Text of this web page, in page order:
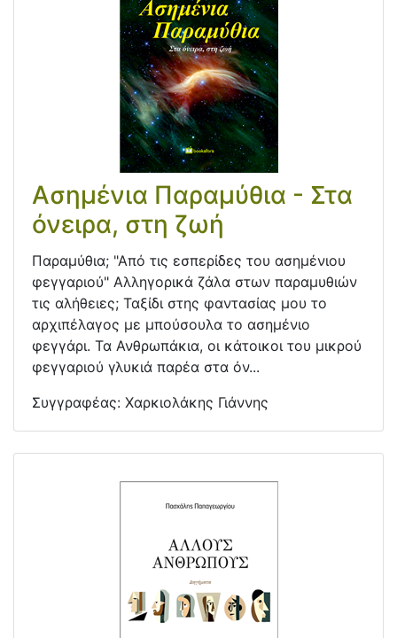
Ασημένια Παραμύθια - Στα
όνειρα, στη ζωή
Παραμύθια; "Από τις εσπερίδες του ασημένιου
φεγγαριού" Αλληγορικά ζάλα στων παραμυθιών
τις αλήθειες; Ταξίδι στης φαντασίας μου το
αρχιπέλαγος με μπούσουλα το ασημένιο
φεγγάρι. Τα Ανθρωπάκια, οι κάτοικοι του μικρού
φεγγαριού γλυκιά παρέα στα όν...
Συγγραφέας: Χαρκιολάκης Γιάννης